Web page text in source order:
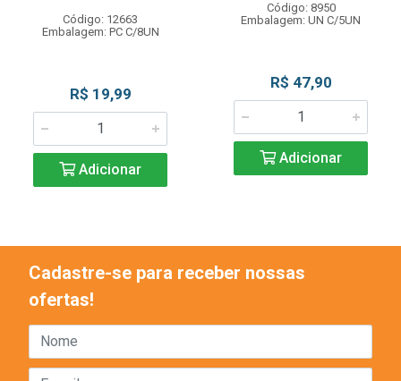
Código: 12663
Embalagem: PC C/8UN
R$ 19,99
Adicionar
Código: 8950
Embalagem: UN C/5UN
R$ 47,90
Adicionar
Cadastre-se para receber nossas
ofertas!